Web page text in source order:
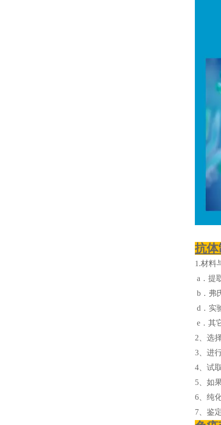
抗
1.材料
a．提
b．弗
d．实
e．其
2、选
3、进
4、试
5、如
6、纯
7、鉴